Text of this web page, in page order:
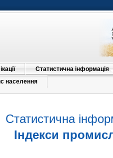
Статистична інформація
населення
Статистична
Індекси
напоїв та тютюнових
виробів
Легка промисловість
деревини,
крім меблів
Целюлозно-паперове